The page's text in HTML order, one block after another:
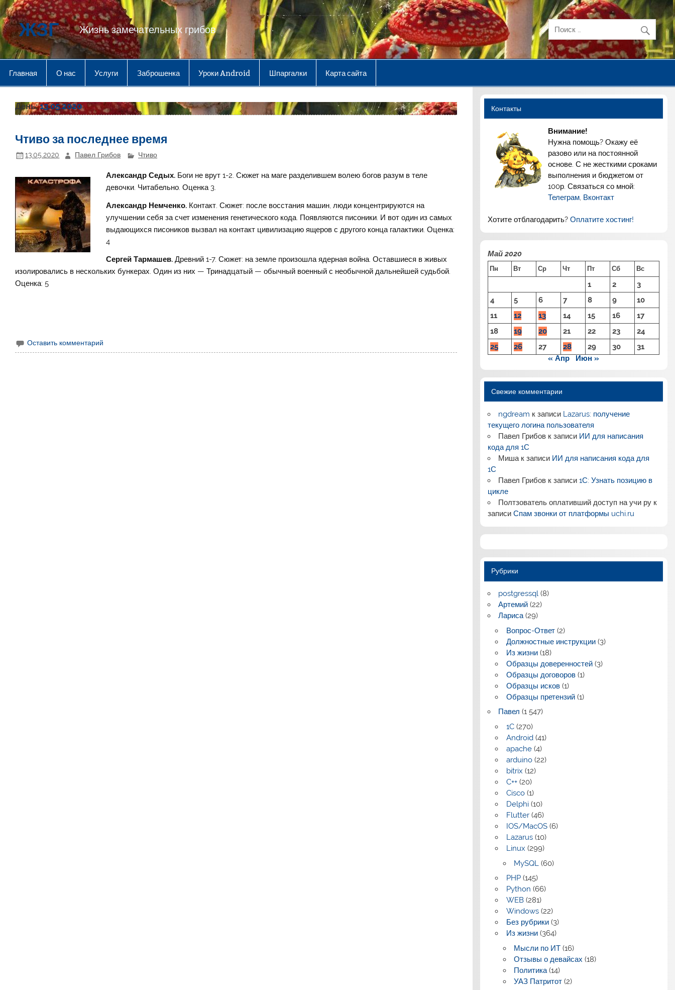
Перейти
к
содержимому
ЖЗГ Жизнь замечательных грибов
Главная О нас Услуги Заброшенка Уроки Android Шпаргалки Карта сайта
День:13.05.2020
Чтиво за последнее время
13.05.2020 Павел Грибов Чтиво
Александр Седых.Боги не врут 1-2. Сюжет на маге разделившем волею богов разум в теле
девочки. Читабельно. Оценка 3.
Александр Немченко.Контакт. Сюжет: после восстания машин, люди концентрируются на
улучшении себя за счет изменения генетического кода. Появляются писоники. И вот один из самых
выдающихся писоников вызвал на контакт цивилизацию ящеров с другого конца галактики. Оценка:
4
Сергей Тармашев.Древний 1-7. Сюжет: на земле произошла ядерная война. Оставшиеся в живых
изолировались в нескольких бункерах. Один из них — Тринадцатый — обычный военный с необычной дальнейшей судьбой.
Оценка: 5
Оставить комментарий
Контакты
Внимание!
Нужна помощь? Окажу её
разово или на постоянной
основе. С не жесткими сроками
выполнения и бюджетом от
100р. Связаться со мной:
Телеграм Вконтакт
Хотите отблагодарить?Оплатите хостинг!
Май 2020
Пн Вт Ср Чт Пт Сб Вс
1 2
3
4
5 6 7 8 9
10
11
12 13 14 15 16
17
18
19 20 21 22 23
24
25
26 27 28 29 30
31
« Апр
Июн »
Свежие комментарии
ngdream к записи Lazarus: получение
текущего логина пользователя
Павел Грибов к записи ИИ для написания
кода для 1С
Мишак записи ИИ для написания кода для
1С
Павел Грибов к записи1С: Узнать позицию в
цикле
Полтзователь оплативший доступ на учи ру к
записиСпам звонки от платформы uchi.ru
Рубрики
postgressql (8)
Артемий (22)
Лариса(29)
Вопрос-Ответ(2)
Должностные инструкции(3)
Из жизни(18)
Образцы доверенностей(3)
Образцы договоров(1)
Образцы исков(1)
Образцы претензий(1)
Павел (1 547)
1C(270)
Android(41)
apache(4)
arduino(22)
bitrix (12)
C++(20)
Cisco(1)
Delphi(10)
Flutter(46)
IOS/MacOS(6)
Lazarus(10)
Linux (299)
MySQL(60)
PHP(145)
Python (66)
WEB(281)
Windows(22)
Без рубрики(3)
Из жизни(364)
Мысли по ИТ(16)
Отзывы о девайсах (18)
Политика(14)
УАЗ Патритот(2)